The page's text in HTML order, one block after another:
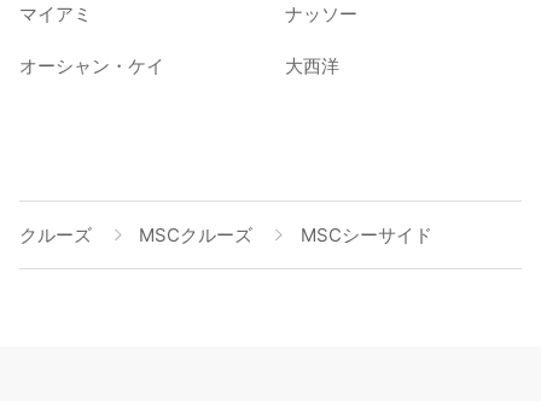
マイアミ ナッソー
オーシャン・ケイ 大西洋
クルーズ MSCクルーズ MSCシーサイド